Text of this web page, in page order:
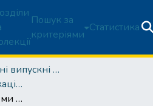
Пошук за
критеріями
Статистика
Кваліфікаційні випускні роботи здобувачів вищої освіти
Магістерські кваліфікаційні роботи
Удосконалення системи менеджменту персоналу на підприємстві